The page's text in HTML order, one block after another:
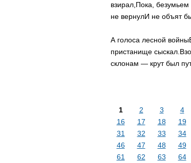
взирал, Пока, безумьем
не вернулИ не объят
А голоса лесной войны
пристанище сыскал.
склонам — крут был
1 2 3 4
16
17 18 19
31
32 33 34
46
47 48 49
61
62 63 64